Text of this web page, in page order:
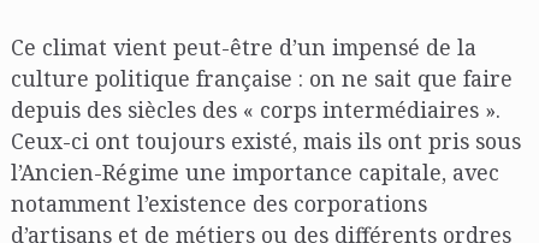
Ce climat vient peut-être d’un impensé de la
culture politique française : on ne sait que faire
depuis des siècles des « corps intermédiaires ».
Ceux-ci ont toujours existé, mais ils ont pris sous
l’Ancien-Régime une importance capitale, avec
notamment l’existence des corporations
d’artisans et de métiers ou des différents ordres